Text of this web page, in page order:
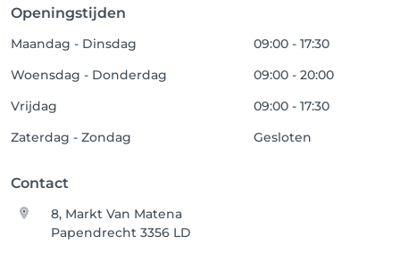
Openingstijden
Maandag - Dinsdag
09:00 - 17:30
Woensdag - Donderdag
09:00 - 20:00
Vrijdag
09:00 - 17:30
Zaterdag - Zondag
Gesloten
Contact
8, Markt Van Matena
Papendrecht 3356 LD